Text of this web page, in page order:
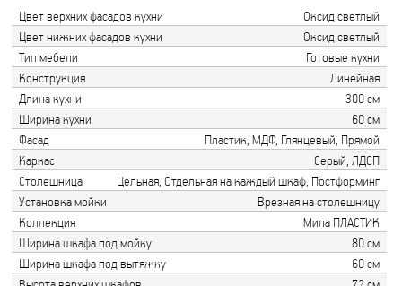
Цвет верхних фасадов кухни
Оксид светлый
Цвет нижних фасадов кухни
Оксид светлый
Тип мебели
Готовые кухни
Конструкция
Линейная
Длина кухни
300 см
Ширина кухни
60 см
Фасад
Пластик, МДФ, Глянцевый, Прямой
Каркас
Серый, ЛДСП
Столешница
Цельная, Отдельная на каждый шкаф, Постформинг
Установка мойки
Врезная на столешницу
Коллекция
Мила ПЛАСТИК
Ширина шкафа под мойку
80 см
Ширина шкафа под вытяжку
60 см